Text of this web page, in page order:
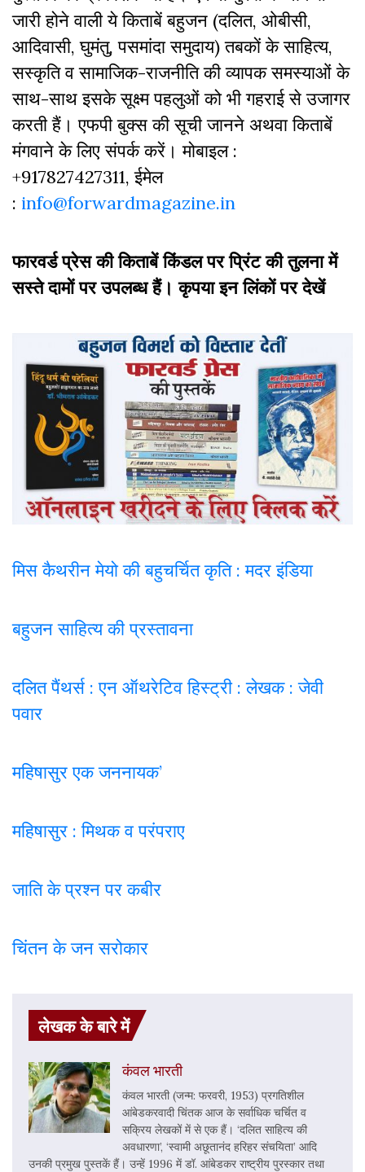
जारी होने वाली ये किताबें बहुजन (दलित, ओबीसी,
आदिवासी, घुमंतु, पसमांदा समुदाय) तबकों के साहित्‍य,
सस्‍क‍ृति व सामाजिक-राजनीति की व्‍यापक समस्‍याओं के
साथ-साथ इसके सूक्ष्म पहलुओं को भी गहराई से उजागर
करती हैं। एफपी बुक्‍स की सूची जानने अथवा किताबें
मंगवाने के लिए संपर्क करें। मोबाइल :
+917827427311, ईमेल
: info@forwardmagazine.in
फारवर्ड प्रेस की किताबें किंडल पर प्रिंट की तुलना में
सस्ते दामों पर उपलब्ध हैं। कृपया इन लिंकों पर देखें
मिस कैथरीन मेयो की बहुचर्चित कृति : मदर इंडिया
बहुजन साहित्य की प्रस्तावना
दलित पैंथर्स : एन ऑथरेटिव हिस्ट्री : लेखक : जेवी
पवार
महिषासुर एक जननायक’
महिषासुर : मिथक व परंपराए
जाति के प्रश्न पर कबीर
चिंतन के जन सरोकार
लेखक के बारे में
कंवल भारती
कंवल भारती (जन्म: फरवरी, 1953) प्रगतिशील
आंबेडकरवादी चिंतक आज के सर्वाधिक चर्चित व
सक्रिय लेखकों में से एक हैं। ‘दलित साहित्य की
अवधारणा’, ‘स्वामी अछूतानंद हरिहर संचयिता’ आदि
उनकी प्रमुख पुस्तकें हैं। उन्हें 1996 में डॉ. आंबेडकर राष्ट्रीय पुरस्कार तथा